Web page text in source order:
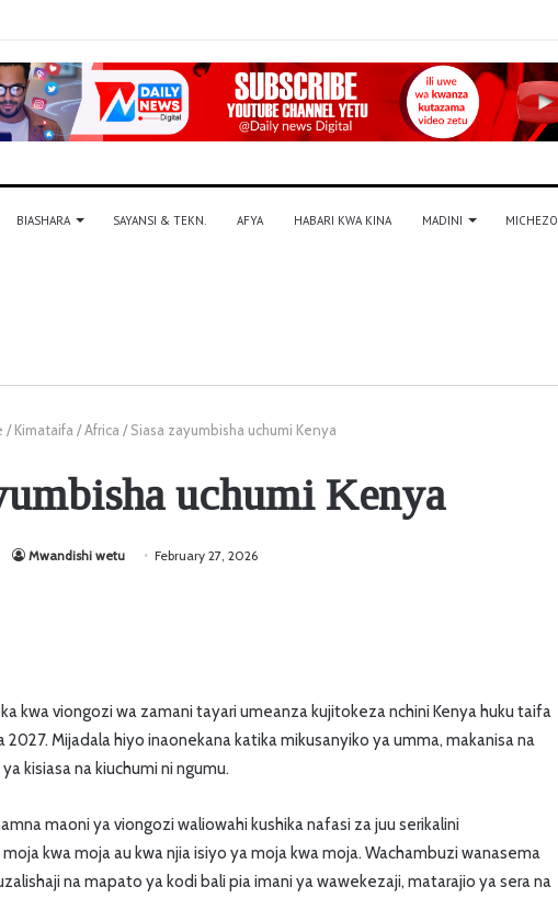
BIASHARA SAYANSI & TEKN. AFYA HABARI KWA KINA MADINI MICHEZO
/ Kimataifa / Africa / Siasa zayumbisha uchumi Kenya
uchumi Kenya
Mwandishi wetu February 27, 2026
kwa viongozi wa zamani tayari umeanza kujitokeza nchini Kenya huku taifa
2027. Mijadala hiyo inaonekana katika mikusanyiko ya umma, makanisa na
kisiasa na kiuchumi ni ngumu.
maoni ya viongozi waliowahi kushika nafasi za juu serikalini
kwa moja au kwa njia isiyo ya moja kwa moja. Wachambuzi wanasema
na mapato ya kodi bali pia imani ya wawekezaji, matarajio ya sera na